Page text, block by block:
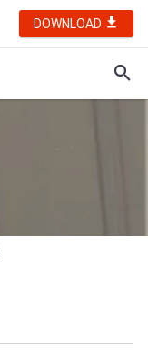
DOWNLOAD